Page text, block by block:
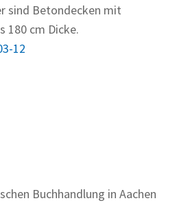
sind Betondecken mit
180 cm Dicke.
12
Buchhandlung in Aachen